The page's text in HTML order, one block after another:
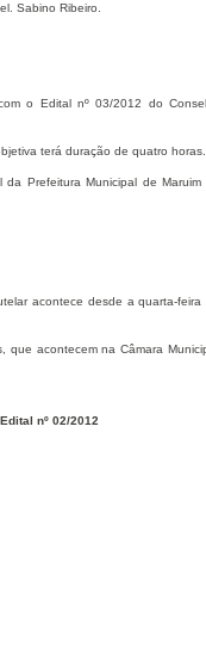
Sabino Ribeiro.
o Edital nº 03/2012 do
terá duração de quatro horas.
Prefeitura Municipal de
acontece desde a quarta-
acontecem na Câmara
nº 02/2012